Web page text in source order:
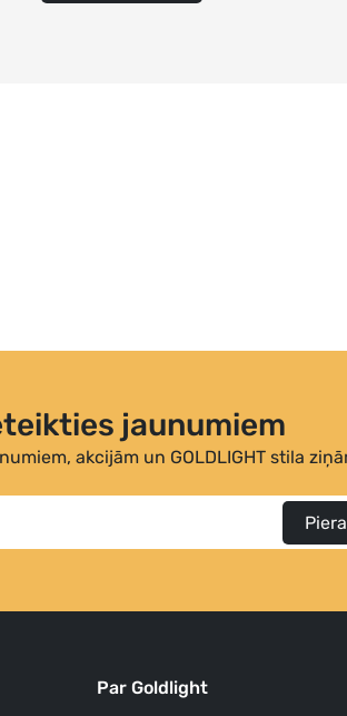
jaunumiem
akcijām un GOLDLIGHT stila
Par Goldlight